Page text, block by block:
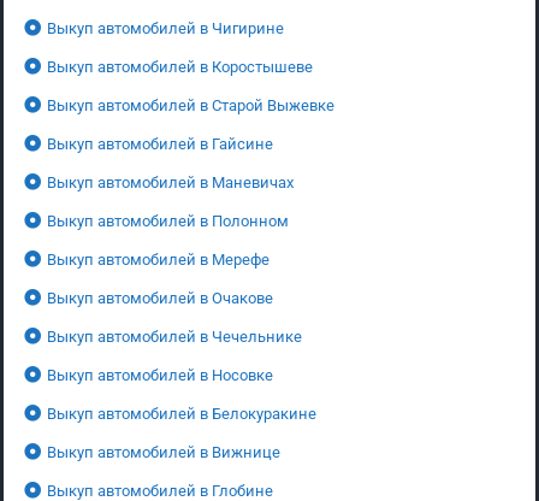
Выкуп автомобилей в Чигирине
Выкуп автомобилей в Коростышеве
Выкуп автомобилей в Старой Выжевке
Выкуп автомобилей в Гайсине
Выкуп автомобилей в Маневичах
Выкуп автомобилей в Полонном
Выкуп автомобилей в Мерефе
Выкуп автомобилей в Очакове
Выкуп автомобилей в Чечельнике
Выкуп автомобилей в Носовке
Выкуп автомобилей в Белокуракине
Выкуп автомобилей в Вижнице
Выкуп автомобилей в Глобине